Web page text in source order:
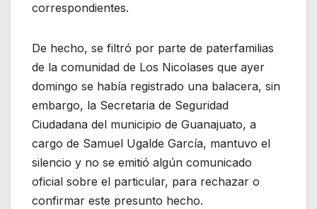
correspondientes.
De hecho, se filtró por parte de paterfamilias
de la comunidad de Los Nicolases que ayer
domingo se había registrado una balacera, sin
embargo, la Secretaria de Seguridad
Ciudadana del municipio de Guanajuato, a
cargo de Samuel Ugalde García, mantuvo el
silencio y no se emitió algún comunicado
oficial sobre el particular, para rechazar o
confirmar este presunto hecho.